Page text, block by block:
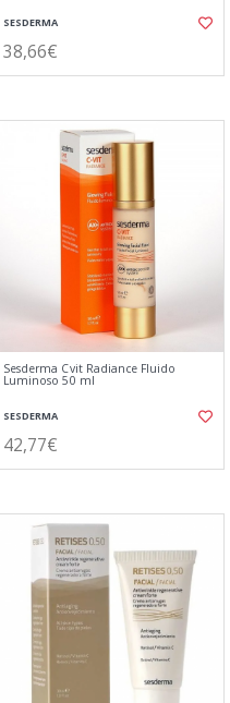
SESDERMA
38,66€
Sesderma Cvit Radiance Fluido
Luminoso 50 ml
SESDERMA
42,77€